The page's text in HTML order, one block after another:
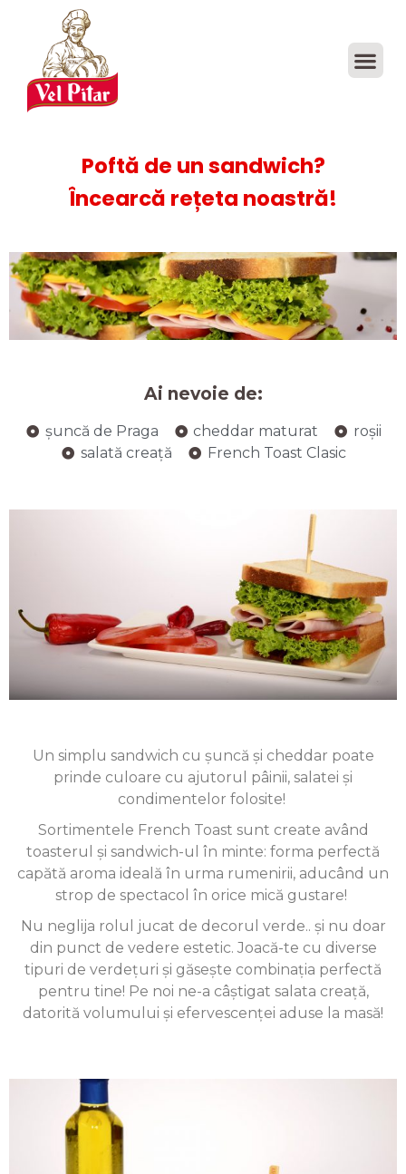
Poftă de un sandwich?
Încearcă rețeta noastră!
Ai nevoie de:
șuncă de Praga cheddar maturat
roșii
salată creață
French Toast Clasic
Un simplu sandwich cu șuncă și cheddar poate
prinde culoare cu ajutorul pâinii, salatei și
condimentelor folosite!
Sortimentele French Toast sunt create având
toasterul și sandwich-ul în minte: forma perfectă
capătă aroma ideală în urma rumenirii, aducând un
strop de spectacol în orice mică gustare!
Nu neglija rolul jucat de decorul verde.. și nu doar
din punct de vedere estetic. Joacă-te cu diverse
tipuri de verdețuri și găsește combinația perfectă
pentru tine! Pe noi ne-a câștigat salata creață,
datorită volumului și efervescenței aduse la masă!